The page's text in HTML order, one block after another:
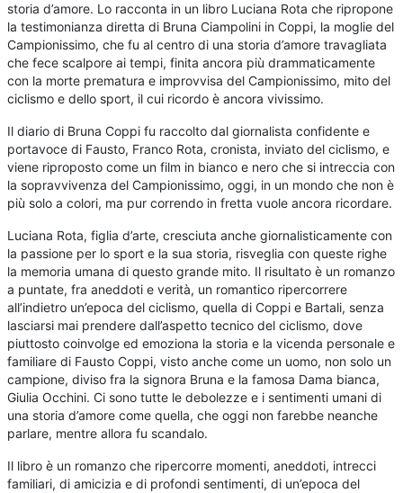
storia d’amore. Lo racconta in un libro Luciana Rota che ripropone
la testimonianza diretta di Bruna Ciampolini in Coppi, la moglie del
Campionissimo, che fu al centro di una storia d’amore travagliata
che fece scalpore ai tempi, finita ancora più drammaticamente
con la morte prematura e improvvisa del Campionissimo, mito del
ciclismo e dello sport, il cui ricordo è ancora vivissimo.
Il diario di Bruna Coppi fu raccolto dal giornalista confidente e
portavoce di Fausto, Franco Rota, cronista, inviato del ciclismo, e
viene riproposto come un film in bianco e nero che si intreccia con
la sopravvivenza del Campionissimo, oggi, in un mondo che non è
più solo a colori, ma pur correndo in fretta vuole ancora ricordare.
Luciana Rota, figlia d’arte, cresciuta anche giornalisticamente con
la passione per lo sport e la sua storia, risveglia con queste righe
la memoria umana di questo grande mito. Il risultato è un romanzo
a puntate, fra aneddoti e verità, un romantico ripercorrere
all’indietro un’epoca del ciclismo, quella di Coppi e Bartali, senza
lasciarsi mai prendere dall’aspetto tecnico del ciclismo, dove
piuttosto coinvolge ed emoziona la storia e la vicenda personale e
familiare di Fausto Coppi, visto anche come un uomo, non solo un
campione, diviso fra la signora Bruna e la famosa Dama bianca,
Giulia Occhini. Ci sono tutte le debolezze e i sentimenti umani di
una storia d’amore come quella, che oggi non farebbe neanche
parlare, mentre allora fu scandalo.
Il libro è un romanzo che ripercorre momenti, aneddoti, intrecci
familiari, di amicizia e di profondi sentimenti, di un’epoca del